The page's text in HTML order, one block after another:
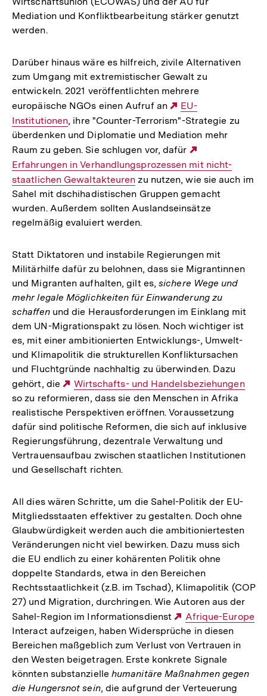
Fußnote
Mediation und Konfliktbearbeitung stärker genutzt
werden.
Darüber hinaus wäre es hilfreich, zivile Alternativen
zum Umgang mit extremistischer Gewalt zu
entwickeln. 2021 veröffentlichten mehrere
europäische NGOs einen Aufruf an
Externer
Link:
EU-
Institutionen, ihre "Counter-Terrorism"-Strategie zu
überdenken und Diplomatie und Mediation mehr
Raum zu geben. Sie schlugen vor, dafür
Link:
Erfahrungen in Verhandlungsprozessen mit nicht-
staatlichen Gewaltakteuren zu nutzen, wie sie auch im
Sahel mit dschihadistischen Gruppen gemacht
wurden. Außerdem sollten Auslandseinsätze
regelmäßig evaluiert werden.
Statt Diktatoren und instabile Regierungen mit
Militärhilfe dafür zu belohnen, dass sie Migrantinnen
und Migranten aufhalten, gilt es,sichere Wege und
mehr legale Möglichkeiten für Einwanderung zu
schaffenund die Herausforderungen im Einklang mit
dem UN-Migrationspakt zu lösen. Noch wichtiger ist
es, mit einer ambitionierten Entwicklungs-, Umwelt-
und Klimapolitik die strukturellen Konfliktursachen
und Fluchtgründe nachhaltig zu überwinden. Dazu
gehört, die
Externer
Link:
Wirtschafts- und Handelsbeziehungen
so zu reformieren, dass sie den Menschen in Afrika
realistische Perspektiven eröffnen. Voraussetzung
dafür sind politische Reformen, die sich auf inklusive
Regierungsführung, dezentrale Verwaltung und
Vertrauensaufbau zwischen staatlichen Institutionen
und Gesellschaft richten.
All dies wären Schritte, um die Sahel-Politik der EU-
Mitgliedsstaaten effektiver zu gestalten. Doch ohne
Glaubwürdigkeit werden auch die ambitioniertesten
Veränderungen nicht viel bewirken. Dazu muss sich
die EU endlich zu einer kohärenten Politik ohne
doppelte Standards, etwa in den Bereichen
Rechtsstaatlichkeit (z.B. im Tschad), Klimapolitik (COP
27) und Migration, durchringen. Wie Autoren aus der
Sahel-Region im Informationsdienst
Externer
Link:
Afrique-Europe
Interact aufzeigen, haben Widersprüche in diesen
Bereichen maßgeblich zum Verlust von Vertrauen in
den Westen beigetragen. Erste konkrete Signale
könnten substanzielle humanitäre Maßnahmen gegen
die Hungersnot sein, die aufgrund der Verteuerung